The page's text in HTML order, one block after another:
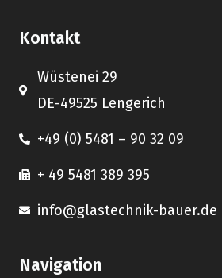
Kontakt
Wüstenei 29
DE-49525 Lengerich
+49 (0) 5481 – 90 32 09
+ 49 5481 389 395
info@glastechnik-bauer.de
Navigation